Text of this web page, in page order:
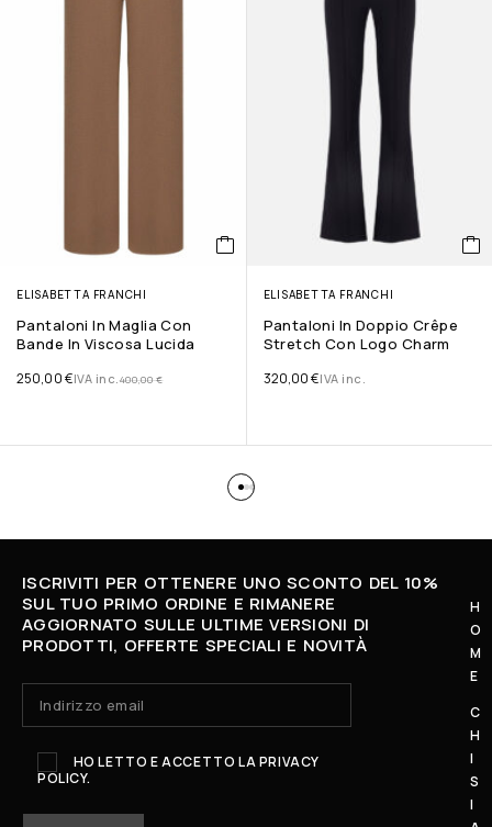
ELISABETTA FRANCHI
Pantaloni In Maglia Con
Bande In Viscosa Lucida
400,00€
250,00€IVA inc.
ELISABETTA FRANCHI
Pantaloni In Doppio Crêpe
Stretch Con Logo Charm
320,00€IVA inc.
ISCRIVITI PER OTTENERE UNO SCONTO DEL 10%
SUL TUO PRIMO ORDINE E RIMANERE
AGGIORNATO SULLE ULTIME VERSIONI DI
PRODOTTI, OFFERTE SPECIALI E NOVITÀ
HO LETTO E ACCETTO LAPRIVACY
POLICY.
H
O
M
E
C
H
I
S
I
U
D
Ì
-